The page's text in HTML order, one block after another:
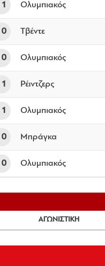
1 Ολυμπιακός
0 Τβέντε
0 Ολυμπιακός
1 Ρέιντζερς
1 Ολυμπιακός
0 Μπράγκα
0 Ολυμπιακός
ΑΓΩΝΙΣΤΙΚΗ